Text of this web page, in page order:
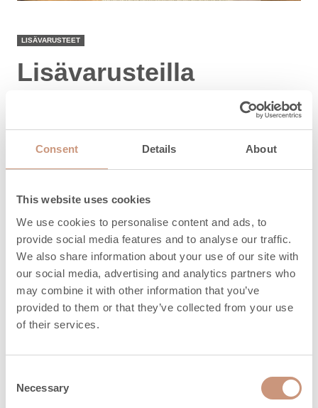
Consent Details About
This website uses cookies
We use cookies to personalise content and ads, to
provide social media features and to analyse our traffic.
We also share information about your use of our site with
our social media, advertising and analytics partners who
may combine it with other information that you’ve
provided to them or that they’ve collected from your use
of their services.
Selection
Necessary
LISÄVARUSTEET
Lisävarusteilla
täydennät takkaasi
edussuojat, takkavälineet, ruoanlaittoastiat ja
yhteydessä.
LUE LISÄÄ